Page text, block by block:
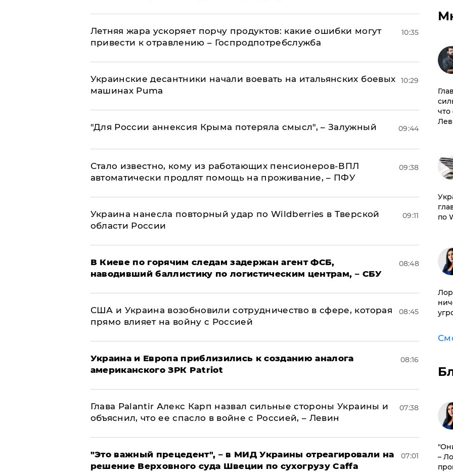
Летняя жара ускоряет порчу продуктов: какие ошибки могут
привести к отравлению – Госпродпотребслужба
10:35
Украинские десантники начали воевать на итальянских боевых
машинах Puma
10:29
"Для России аннексия Крыма потеряла смысл", – Залужный 09:44
Стало известно, кому из работающих пенсионеров-ВПЛ
автоматически продлят помощь на проживание, – ПФУ
09:38
Украина нанесла повторный удар по Wildberries в Тверской
области России
09:11
В Киеве по горячим следам задержан агент ФСБ,
наводивший баллистику по логистическим центрам, – СБУ
08:48
США и Украина возобновили сотрудничество в сфере, которая
прямо влияет на войну с Россией
08:45
Украина и Европа приблизились к созданию аналога
американского ЗРК Patriot
08:16
Глава Palantir Алекс Карп назвал сильные стороны Украины и
объяснил, что ее спасло в войне с Россией, – Левин
07:38
"Это важный прецедент", – в МИД Украины отреагировали на
решение Верховного суда Швеции по сухогрузу Caffa
07:01
что
по
–